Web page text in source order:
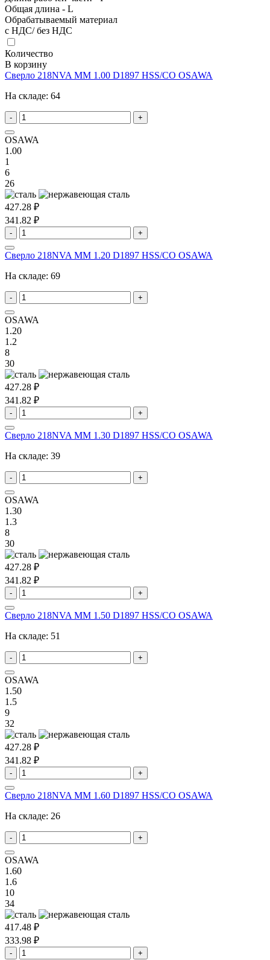
Общая длина - L
Обрабатываемый материал
с НДС/ без НДС
Количество
В корзину
Сверло 218NVA MM 1.00 D1897 HSS/CO OSAWA
На складе: 64
- +
OSAWA
1.00
1
6
26
427.28 ₽
341.82 ₽
- +
Сверло 218NVA MM 1.20 D1897 HSS/CO OSAWA
На складе: 69
- +
OSAWA
1.20
1.2
8
30
427.28 ₽
341.82 ₽
- +
Сверло 218NVA MM 1.30 D1897 HSS/CO OSAWA
На складе: 39
- +
OSAWA
1.30
1.3
8
30
427.28 ₽
341.82 ₽
- +
Сверло 218NVA MM 1.50 D1897 HSS/CO OSAWA
На складе: 51
- +
OSAWA
1.50
1.5
9
32
427.28 ₽
341.82 ₽
- +
Сверло 218NVA MM 1.60 D1897 HSS/CO OSAWA
На складе: 26
- +
OSAWA
1.60
1.6
10
34
417.48 ₽
333.98 ₽
- +